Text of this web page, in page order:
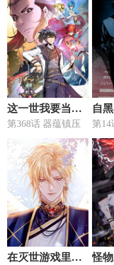
这一世我要当至
尊
第368话 器蕴镇压
自
第14
在灭世游戏里和
怪